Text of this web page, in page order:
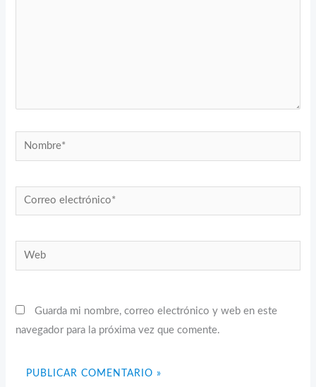
Nombre*
Correo
electrónico*
Web
Guarda mi nombre, correo electrónico y web en este
navegador para la próxima vez que comente.